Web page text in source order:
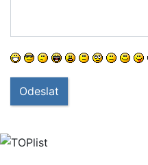
Odeslat